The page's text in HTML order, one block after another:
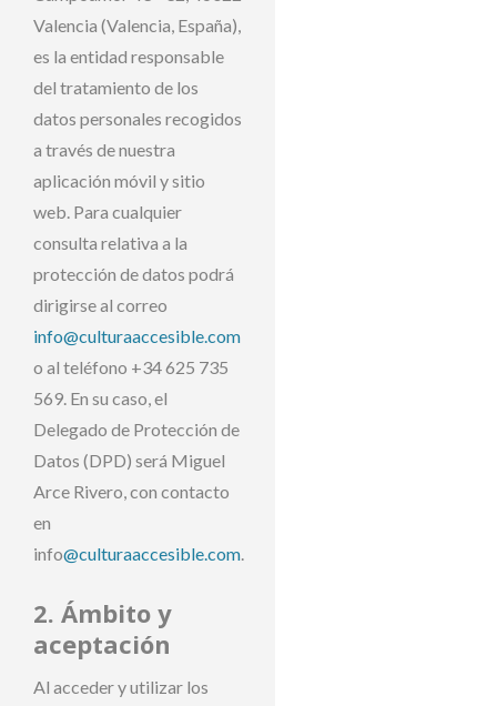
Valencia (Valencia, España),
es la entidad responsable
del tratamiento de los
datos personales recogidos
a través de nuestra
aplicación móvil y sitio
web. Para cualquier
consulta relativa a la
protección de datos podrá
dirigirse al correo
info@culturaaccesible.com
o al teléfono +34 625 735
569. En su caso, el
Delegado de Protección de
Datos (DPD) será Miguel
Arce Rivero, con contacto
en
info@culturaaccesible.com.
2. Ámbito y
aceptación
Al acceder y utilizar los